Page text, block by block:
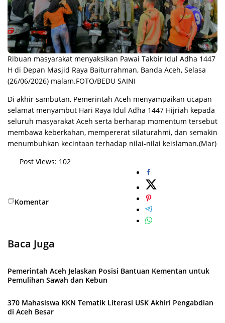
Ribuan masyarakat menyaksikan Pawai Takbir Idul Adha 1447
H di Depan Masjid Raya Baiturrahman, Banda Aceh, Selasa
(26/06/2026) malam.FOTO/BEDU SAINI
Di akhir sambutan, Pemerintah Aceh menyampaikan ucapan
selamat menyambut Hari Raya Idul Adha 1447 Hijriah kepada
seluruh masyarakat Aceh serta berharap momentum tersebut
membawa keberkahan, mempererat silaturahmi, dan semakin
menumbuhkan kecintaan terhadap nilai-nilai keislaman.(Mar)
Post Views: 102
Komentar
Baca Juga
Pemerintah Aceh Jelaskan Posisi Bantuan Kementan untuk
Pemulihan Sawah dan Kebun
370 Mahasiswa KKN Tematik Literasi USK Akhiri Pengabdian
di Aceh Besar